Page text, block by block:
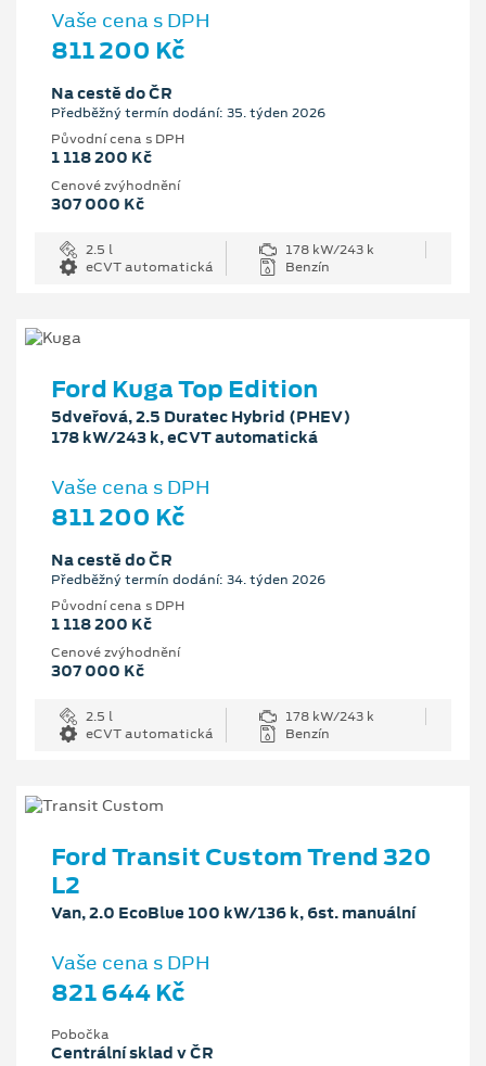
Vaše cena s DPH
811 200 Kč
Na cestě do ČR
Předběžný termín dodání: 35. týden 2026
Původní cena s DPH
1 118 200 Kč
Cenové zvýhodnění
307 000 Kč
2.5 l
178 kW/243 k
eCVT automatická
Benzín
Ford Kuga Top Edition
5dveřová, 2.5 Duratec Hybrid (PHEV)
178 kW/243 k, eCVT automatická
Vaše cena s DPH
811 200 Kč
Na cestě do ČR
Předběžný termín dodání: 34. týden 2026
Původní cena s DPH
1 118 200 Kč
Cenové zvýhodnění
307 000 Kč
2.5 l
178 kW/243 k
eCVT automatická
Benzín
Ford Transit Custom Trend 320
L2
Van, 2.0 EcoBlue 100 kW/136 k, 6st. manuální
Vaše cena s DPH
821 644 Kč
Pobočka
Centrální sklad v ČR